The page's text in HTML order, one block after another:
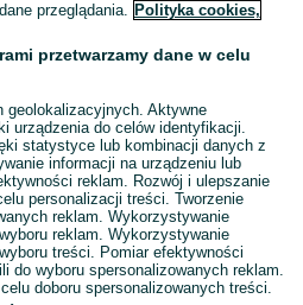
przeglądania. Polityka cookies,
przetwarzamy dane w celu
geolokalizacyjnych. Aktywne
urządzenia do celów identyfikacji.
statystyce lub kombinacji danych z
informacji na urządzeniu lub
reklam. Rozwój i ulepszanie
personalizacji treści. Tworzenie
reklam. Wykorzystywanie
reklam. Wykorzystywanie
treści. Pomiar efektywności
do wyboru spersonalizowanych reklam.
doboru spersonalizowanych treści.